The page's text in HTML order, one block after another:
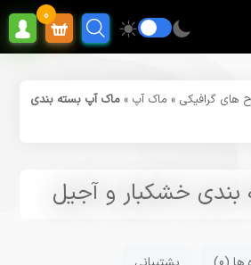
0
های گرافیکی » ماک آپ »ماک آپ بسته بندی
خشکبار و آجیل